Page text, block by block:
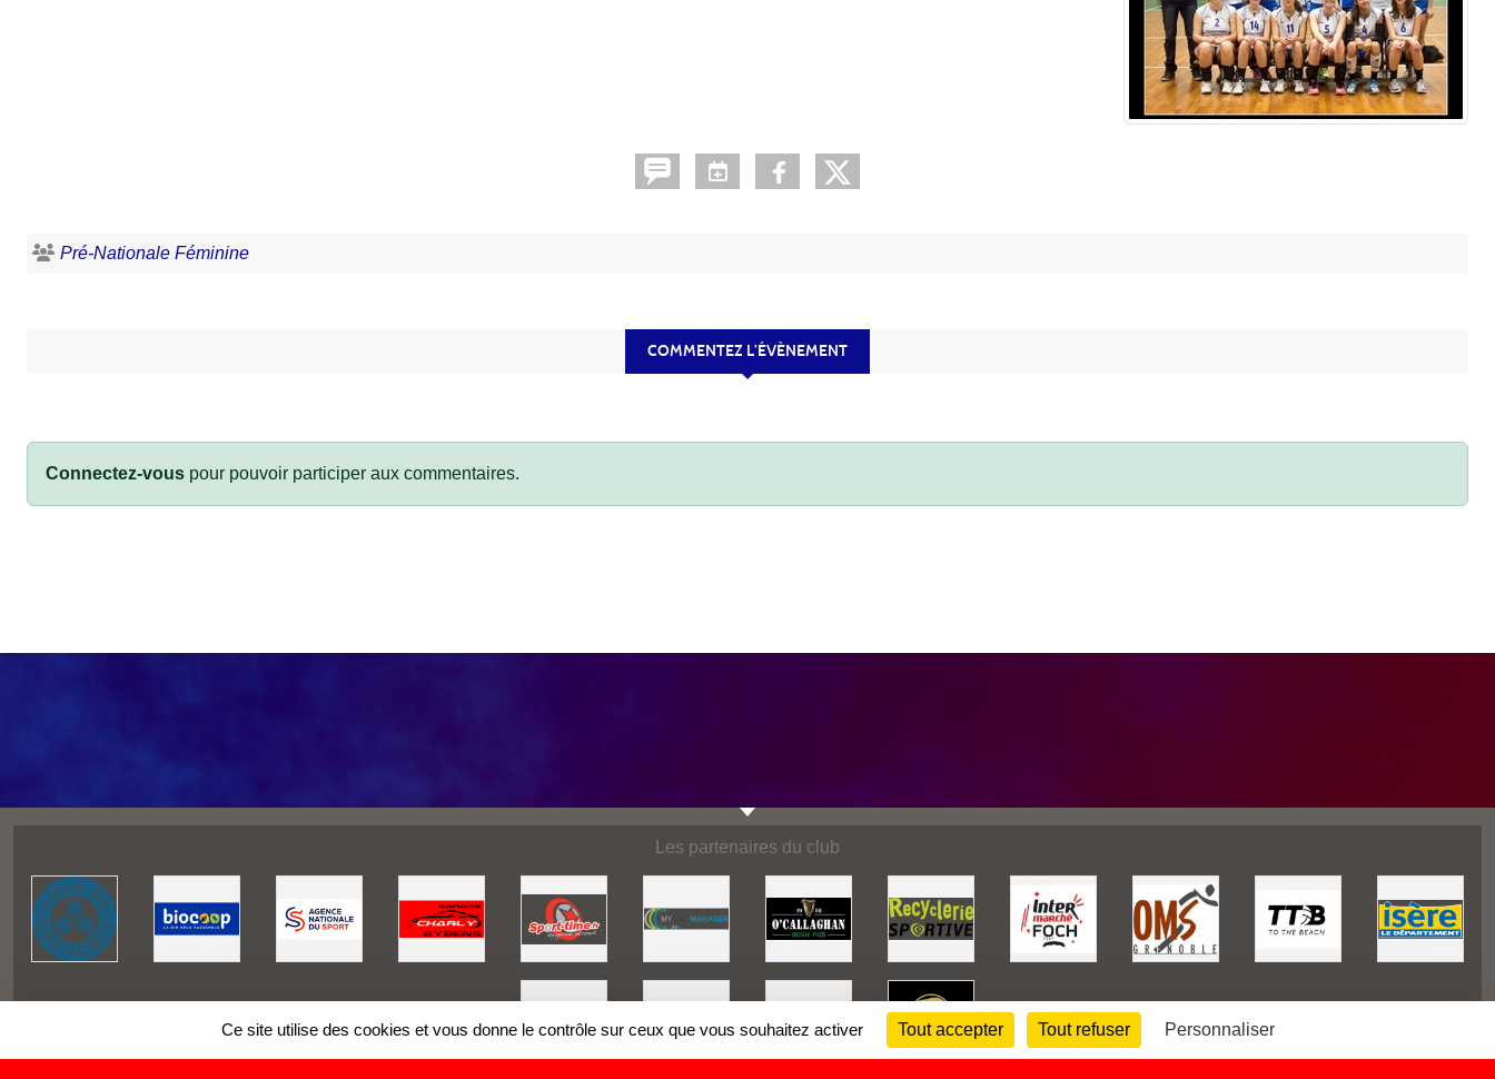
Pré-Nationale Féminine
COMMENTEZ L’ÉVÈNEMENT
Connectez-vous pour pouvoir participer aux commentaires.
Les partenaires du club
Ce site utilise des cookies et vous donne le contrôle sur ceux que vous souhaitez activer Tout accepter Tout refuser Personnaliser